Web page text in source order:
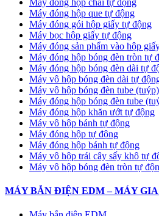
Máy đóng hộp que tự động
Máy đóng gói hộp giấy tự động
Máy bọc hộp giấy tự động
Máy đóng sản phẩm vào hộp
Máy đóng hộp bóng đèn tròn tự
Máy đóng hộp bóng đèn dài tự
Máy vô hộp bóng đèn dài tự
Máy vô hộp bóng đèn tube
Máy đóng hộp bóng đèn tube
Máy đóng hộp khăn ướt tự động
Máy vô hộp bánh tự động
Máy đóng hộp tự động
Máy đóng hộp bánh tự động
Máy vô hộp trái cây sấy khô tự
Máy vô hộp bóng đèn tròn tự
MÁY BẮN ĐIỆN EDM – MÁY